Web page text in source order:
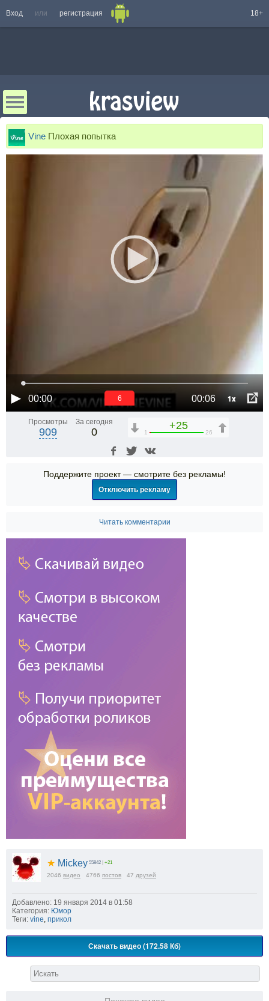
Вход или регистрация 18+
Vine Плохая попытка
00:00 00:06 1x
6
Просмотры
909
За сегодня
0
+25
1 26
Поддержите проект — смотрите без рекламы!
Отключить рекламу
Читать комментарии
★ Mickey 55842 +21
2046 видео 4766 постов 47 друзей
Добавлено: 19 января 2014 в 01:58
Категория: Юмор
Теги: vine, прикол
Скачать видео (172.58 Кб)